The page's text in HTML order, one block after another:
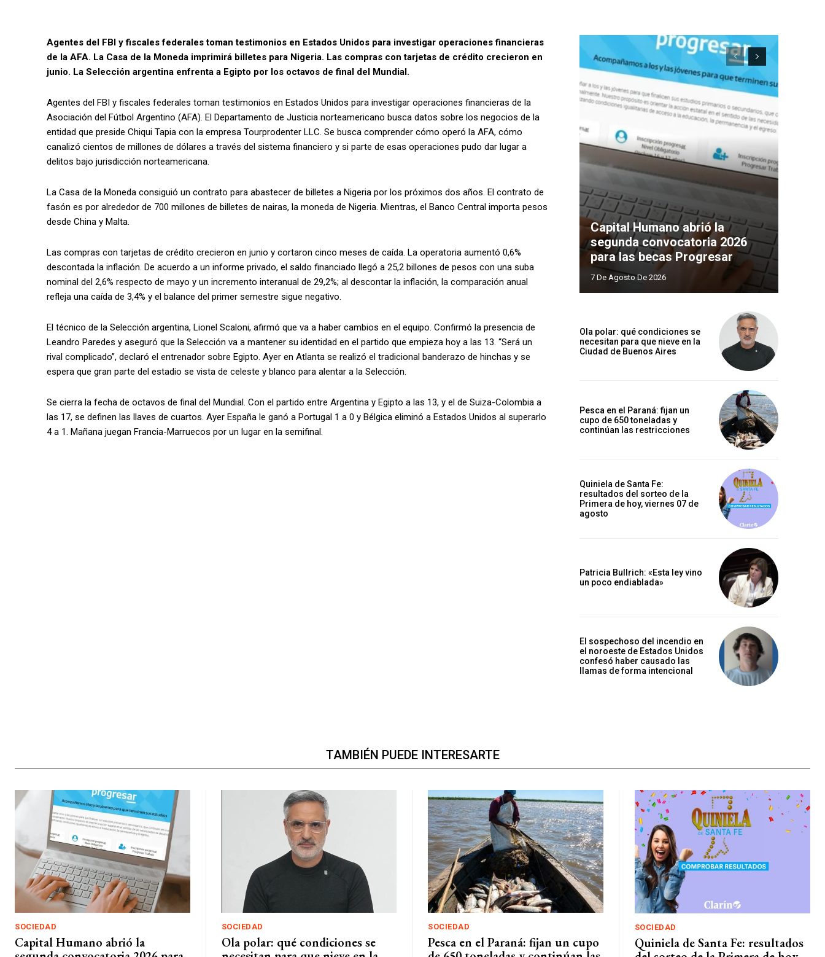
Agentes del FBI y fiscales federales toman testimonios en Estados Unidos para investigar operaciones financieras
de la AFA. La Casa de la Moneda imprimirá billetes para Nigeria. Las compras con tarjetas de crédito crecieron en
junio. La Selección argentina enfrenta a Egipto por los octavos de final del Mundial.
Agentes del FBI y fiscales federales toman testimonios en Estados Unidos para investigar operaciones financieras de la
Asociación del Fútbol Argentino (AFA). El Departamento de Justicia norteamericano busca datos sobre los negocios de la
entidad que preside Chiqui Tapia con la empresa Tourprodenter LLC. Se busca comprender cómo operó la AFA, cómo
canalizó cientos de millones de dólares a través del sistema financiero y si parte de esas operaciones pudo dar lugar a
delitos bajo jurisdicción norteamericana.
La Casa de la Moneda consiguió un contrato para abastecer de billetes a Nigeria por los próximos dos años. El contrato de
fasón es por alrededor de 700 millones de billetes de nairas, la moneda de Nigeria. Mientras, el Banco Central importa pesos
desde China y Malta.
Las compras con tarjetas de crédito crecieron en junio y cortaron cinco meses de caída. La operatoria aumentó 0,6%
descontada la inflación. De acuerdo a un informe privado, el saldo financiado llegó a 25,2 billones de pesos con una suba
nominal del 2,6% respecto de mayo y un incremento interanual de 29,2%; al descontar la inflación, la comparación anual
refleja una caída de 3,4% y el balance del primer semestre sigue negativo.
El técnico de la Selección argentina, Lionel Scaloni, afirmó que va a haber cambios en el equipo. Confirmó la presencia de
Leandro Paredes y aseguró que la Selección va a mantener su identidad en el partido que empieza hoy a las 13. “Será un
rival complicado”, declaró el entrenador sobre Egipto. Ayer en Atlanta se realizó el tradicional banderazo de hinchas y se
espera que gran parte del estadio se vista de celeste y blanco para alentar a la Selección.
Se cierra la fecha de octavos de final del Mundial. Con el partido entre Argentina y Egipto a las 13, y el de Suiza-Colombia a
las 17, se definen las llaves de cuartos. Ayer España le ganó a Portugal 1 a 0 y Bélgica eliminó a Estados Unidos al superarlo
4 a 1. Mañana juegan Francia-Marruecos por un lugar en la semifinal.
Capital Humano abrió la
segunda convocatoria 2026
para las becas Progresar
7 De Agosto De 2026
Ola polar: qué condiciones se
necesitan para que nieve en la
Ciudad de Buenos Aires
Pesca en el Paraná: fijan un
cupo de 650 toneladas y
continúan las restricciones
Quiniela de Santa Fe:
resultados del sorteo de la
Primera de hoy, viernes 07 de
agosto
Patricia Bullrich: «Esta ley vino
un poco endiablada»
El sospechoso del incendio en
el noroeste de Estados Unidos
confesó haber causado las
llamas de forma intencional
TAMBIÉN PUEDE INTERESARTE
SOCIEDAD
Capital Humano abrió la
SOCIEDAD
Ola polar: qué condiciones se
SOCIEDAD
Pesca en el Paraná: fijan un cupo
SOCIEDAD
Quiniela de Santa Fe: resultados